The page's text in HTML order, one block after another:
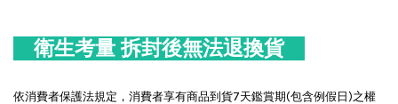
衛生考量 拆封後無法退換貨
依消費者保護法規定，消費者享有商品到貨7天鑑賞期(包含例假日)之權